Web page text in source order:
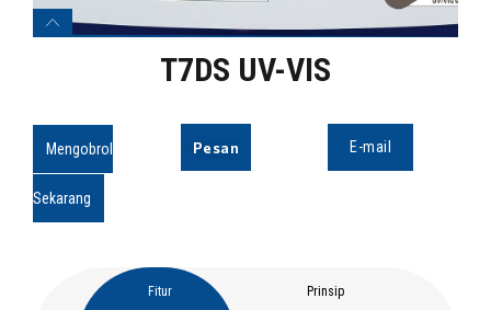
T7DS UV-VIS
Mengobrol
Sekarang
Pesan E-mail
Fitur Prinsip